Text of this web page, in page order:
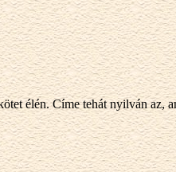
élén. Címe tehát nyilván az,